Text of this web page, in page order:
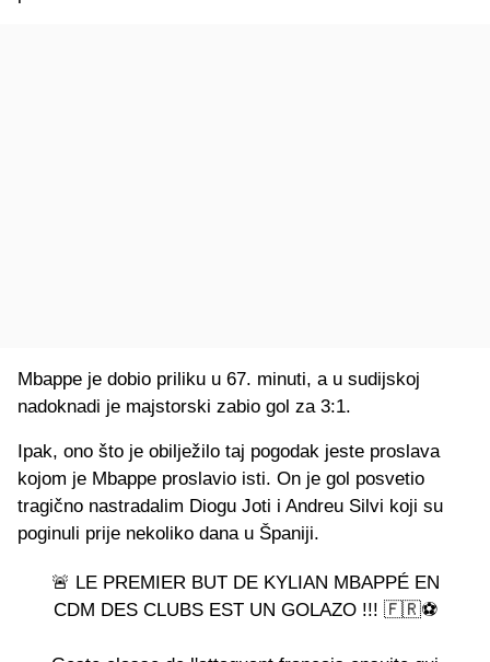
Mbappe je dobio priliku u 67. minuti, a u sudijskoj
nadoknadi je majstorski zabio gol za 3:1.
Ipak, ono što je obilježilo taj pogodak jeste proslava
kojom je Mbappe proslavio isti. On je gol posvetio
tragično nastradalim Diogu Joti i Andreu Silvi koji su
poginuli prije nekoliko dana u Španiji.
🚨 LE PREMIER BUT DE KYLIAN MBAPPÉ EN
CDM DES CLUBS EST UN GOLAZO !!! 🇫🇷⚽️